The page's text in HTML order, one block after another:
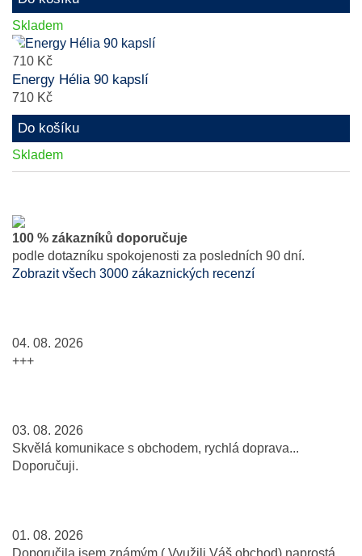
Skladem
710 Kč
Energy Hélia 90 kapslí
710 Kč
Do košíku
Skladem
100 % zákazníků doporučuje
podle dotazníku spokojenosti za posledních 90 dní.
Zobrazit všech 3000 zákaznických recenzí
04. 08. 2026
+++
03. 08. 2026
Skvělá komunikace s obchodem, rychlá doprava...
Doporučuji.
01. 08. 2026
Doporučila jsem známým ( Využili Váš obchod),naprostá